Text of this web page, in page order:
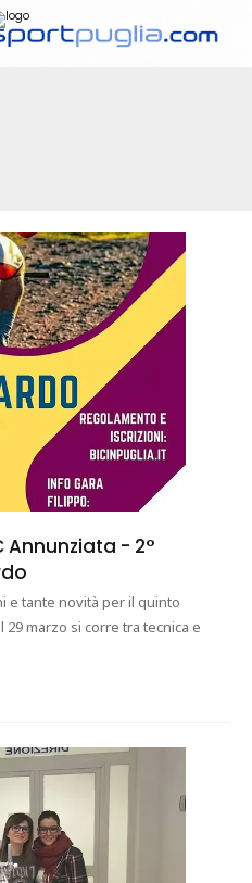
Annunziata - 2°
e tante novità per il quinto
marzo si corre tra tecnica e